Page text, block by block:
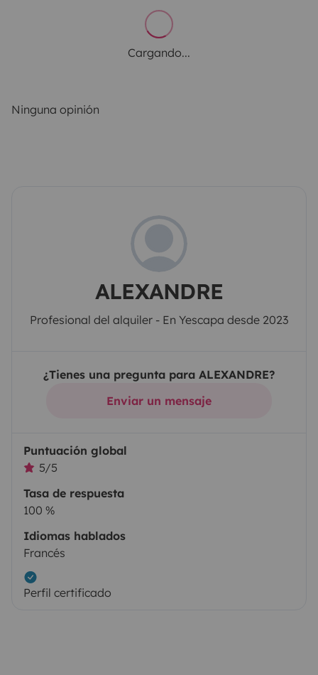
Cargando...
Ninguna opinión
ALEXANDRE
Profesional del alquiler - En Yescapa desde 2023
¿Tienes una pregunta para ALEXANDRE?
Enviar un mensaje
Puntuación global
5/5
Tasa de respuesta
100 %
Idiomas hablados
Francés
Perfil certificado